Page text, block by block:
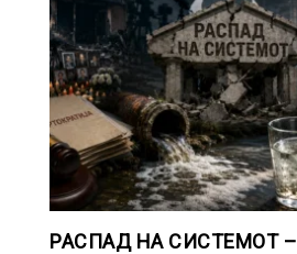
РАСПАД НА СИСТЕМОТ –